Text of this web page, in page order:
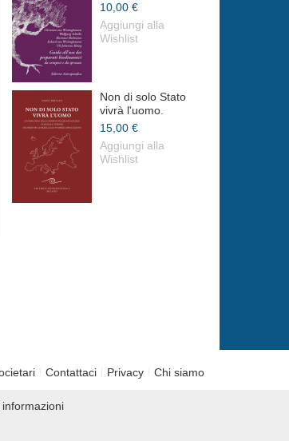
10,00 €
Aggiungi alla
Wishlist
Non di solo Stato
vivrà l'uomo.
15,00 €
Aggiungi alla
Wishlist
Contattaci Privacy Chi siamo